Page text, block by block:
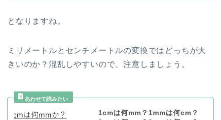
となりますね。
ミリメートルとセンチメートルの変換ではどっちが大
きいのか？混乱しやすいので、注意しましょう。
1cmは何mm？1mmは何cm？